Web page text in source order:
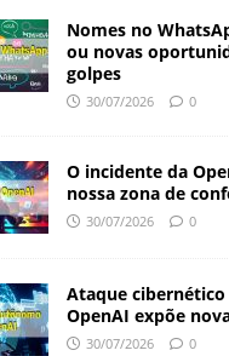
Nomes no
ou novas
golpes
30/07/2026 0
O incidente da
nossa zona de
30/07/2026 0
Ataque
OpenAI expõe
30/07/2026 0